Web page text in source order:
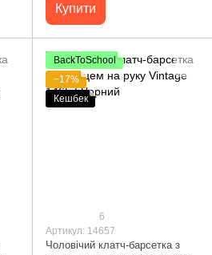
Купити
BackToSchool
−17%
Кешбек
6
Артикул: 14657
Чоловічий клатч-барсетка з